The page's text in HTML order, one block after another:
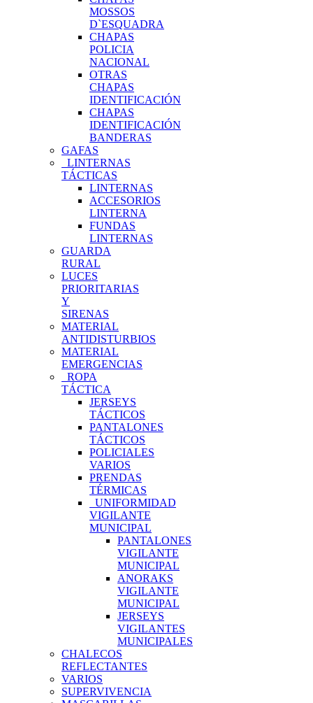
MOSSOS
D`ESQUADRA
CHAPAS
POLICIA
NACIONAL
OTRAS
CHAPAS
IDENTIFICACIÓN
CHAPAS
IDENTIFICACIÓN
BANDERAS
GAFAS
LINTERNAS
TÁCTICAS
LINTERNAS
ACCESORIOS
LINTERNA
FUNDAS
LINTERNAS
GUARDA
RURAL
LUCES
PRIORITARIAS
Y
SIRENAS
MATERIAL
ANTIDISTURBIOS
MATERIAL
EMERGENCIAS
ROPA
TÁCTICA
JERSEYS
TÁCTICOS
PANTALONES
TÁCTICOS
POLICIALES
VARIOS
PRENDAS
TÉRMICAS
UNIFORMIDAD
VIGILANTE
MUNICIPAL
PANTALONES
VIGILANTE
MUNICIPAL
ANORAKS
VIGILANTE
MUNICIPAL
JERSEYS
VIGILANTES
MUNICIPALES
CHALECOS
REFLECTANTES
VARIOS
SUPERVIVENCIA